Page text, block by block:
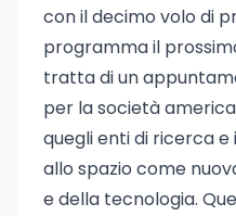
con il decimo volo di
programma il
tratta di un
per la società
quegli enti di ricerca
allo spazio come
e della tecnologia.